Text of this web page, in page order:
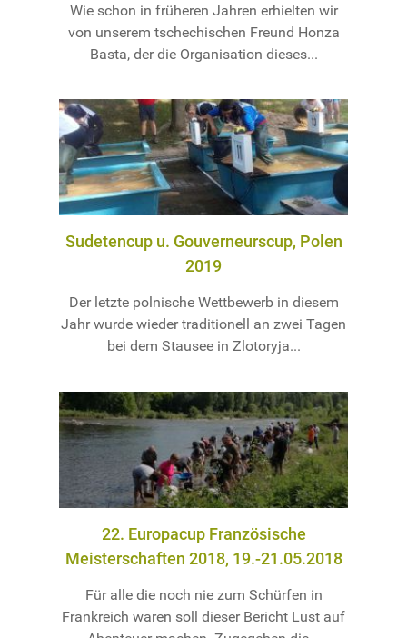
Wie schon in früheren Jahren erhielten wir
von unserem tschechischen Freund Honza
Basta, der die Organisation dieses...
Sudetencup u. Gouverneurscup, Polen
2019
Der letzte polnische Wettbewerb in diesem
Jahr wurde wieder traditionell an zwei Tagen
bei dem Stausee in Zlotoryja...
22. Europacup Französische
Meisterschaften 2018, 19.-21.05.2018
Für alle die noch nie zum Schürfen in
Frankreich waren soll dieser Bericht Lust auf